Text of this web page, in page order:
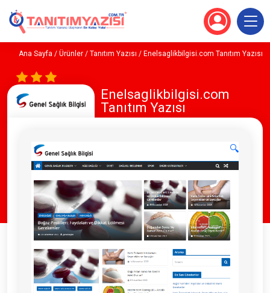
Ana Sayfa / Ürünler / Tanıtım Yazısı / Enelsaglikbilgisi.com Tanıtım Yazısı
Enelsaglikbilgisi.com
Tanıtım Yazısı
🔍